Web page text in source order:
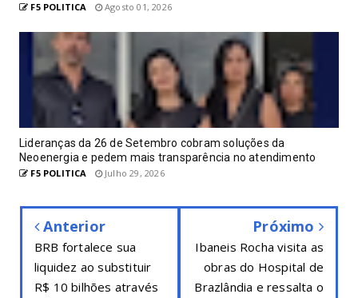
F5 POLITICA Agosto 01, 2026
Lideranças da 26 de Setembro cobram soluções da
Neoenergia e pedem mais transparência no atendimento
F5 POLITICA Julho 29, 2026
Anterior
BRB fortalece sua
liquidez ao substituir
R$ 10 bilhões através
Próximo
Ibaneis Rocha visita as
obras do Hospital de
Brazlândia e ressalta o